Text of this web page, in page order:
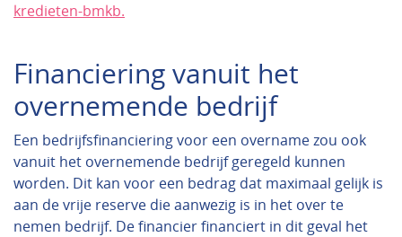
kredieten-bmkb.
Financiering vanuit het
overnemende bedrijf
Een bedrijfsfinanciering voor een overname zou ook
vanuit het overnemende bedrijf geregeld kunnen
worden. Dit kan voor een bedrag dat maximaal gelijk is
aan de vrije reserve die aanwezig is in het over te
nemen bedrijf. De financier financiert in dit geval het